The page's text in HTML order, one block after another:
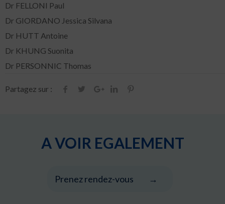
Dr FELLONI Paul
Dr GIORDANO Jessica Silvana
Dr HUTT Antoine
Dr KHUNG Suonita
Dr PERSONNIC Thomas
Partagez sur :
A VOIR EGALEMENT
Prenez rendez-vous